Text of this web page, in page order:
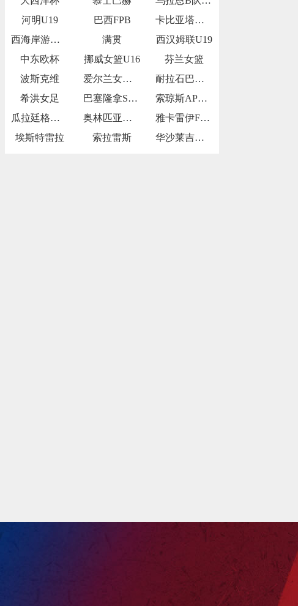
河明U19
巴西FPB
卡比亚塔公牛
西海岸游骑兵女足
满贯
西汉姆联U19
中东欧杯
挪威女篮U16
芬兰女篮
波斯克维
爱尔兰女篮U16
耐拉石巴勒鲁普
希洪女足
巴塞隆拿SP青年队
索琼斯AP青年队
瓜拉廷格塔U20
奥林匹亚青年队
雅卡雷伊FCU20
埃斯特雷拉
索拉雷斯 华沙莱吉亚青年队